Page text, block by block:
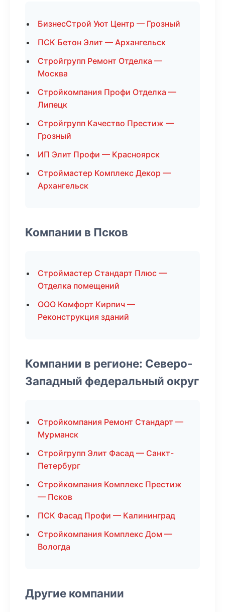
БизнесСтрой Уют Центр — Грозный
ПСК Бетон Элит — Архангельск
Стройгрупп Ремонт Отделка —
Москва
Стройкомпания Профи Отделка —
Липецк
Стройгрупп Качество Престиж —
Грозный
ИП Элит Профи — Красноярск
Строймастер Комплекс Декор —
Архангельск
Компании в Псков
Строймастер Стандарт Плюс —
Отделка помещений
ООО Комфорт Кирпич —
Реконструкция зданий
Компании в регионе: Северо-
Западный федеральный округ
Стройкомпания Ремонт Стандарт —
Мурманск
Стройгрупп Элит Фасад — Санкт-
Петербург
Стройкомпания Комплекс Престиж
— Псков
ПСК Фасад Профи — Калининград
Стройкомпания Комплекс Дом —
Вологда
Другие компании